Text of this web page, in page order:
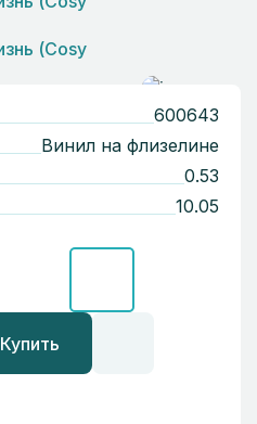
600643
Винил на флизелине
0.53
10.05
Купить